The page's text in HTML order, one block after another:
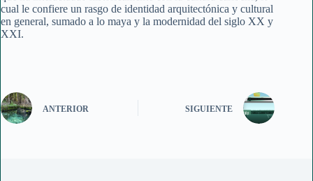
cual le confiere un rasgo de identidad arquitectónica y cultural
en general, sumado a lo maya y la modernidad del siglo XX y
XXI.
ANTERIOR SIGUIENTE